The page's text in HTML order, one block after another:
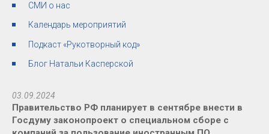
СМИ о нас
Календарь мероприятий
Подкаст «Рукотворный код»
Блог Натальи Касперской
03.09.2024
Правительство РФ планирует в сентябре внести в
Госдуму законопроект о специальном сборе с